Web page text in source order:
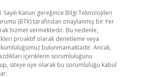
Sayılı Kanun gereğince Bilgi Teknolojileri
(BTK) tarafından onaylanmış bir Yer
hizmet vermektedir. Bu nedenle,
proaktif olarak denetleme veya
bulunmamaktadır. Ancak,
içeriklerin sorumluluğunu
siteye üye olarak bu sorumluluğu kabul